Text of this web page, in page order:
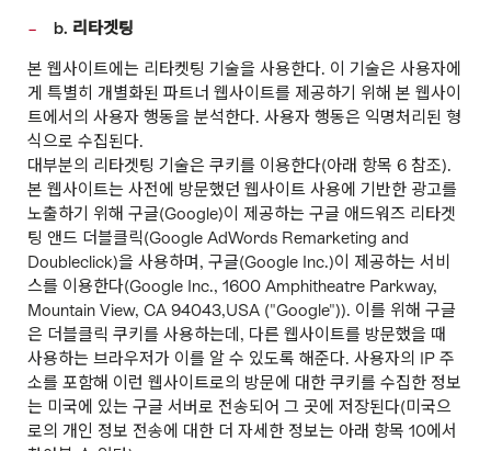
b. 리타겟팅
본 웹사이트에는 리타켓팅 기술을 사용한다. 이 기술은 사용자에
게 특별히 개별화된 파트너 웹사이트를 제공하기 위해 본 웹사이
트에서의 사용자 행동을 분석한다. 사용자 행동은 익명처리된 형
식으로 수집된다.
대부분의 리타겟팅 기술은 쿠키를 이용한다(아래 항목 6 참조).
본 웹사이트는 사전에 방문했던 웹사이트 사용에 기반한 광고를
노출하기 위해 구글(Google)이 제공하는 구글 애드워즈 리타겟
팅 앤드 더블클릭(Google AdWords Remarketing and
Doubleclick)을 사용하며, 구글(Google Inc.)이 제공하는 서비
스를 이용한다(Google Inc., 1600 Amphitheatre Parkway,
Mountain View, CA 94043,USA ("Google")). 이를 위해 구글
은 더블클릭 쿠키를 사용하는데, 다른 웹사이트를 방문했을 때
사용하는 브라우저가 이를 알 수 있도록 해준다. 사용자의 IP 주
소를 포함해 이런 웹사이트로의 방문에 대한 쿠키를 수집한 정보
는 미국에 있는 구글 서버로 전송되어 그 곳에 저장된다(미국으
로의 개인 정보 전송에 대한 더 자세한 정보는 아래 항목 10에서